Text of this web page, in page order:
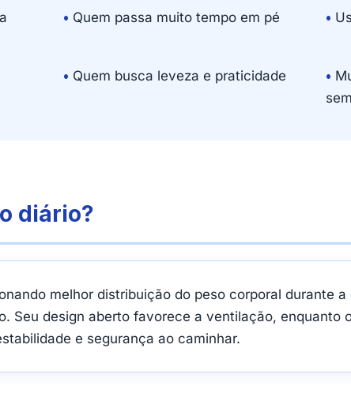
• Quem passa muito tempo em pé •
• Quem busca leveza e praticidade •
diário?
melhor distribuição do peso corporal durante
Seu design aberto favorece a ventilação, enquanto
e segurança ao caminhar.